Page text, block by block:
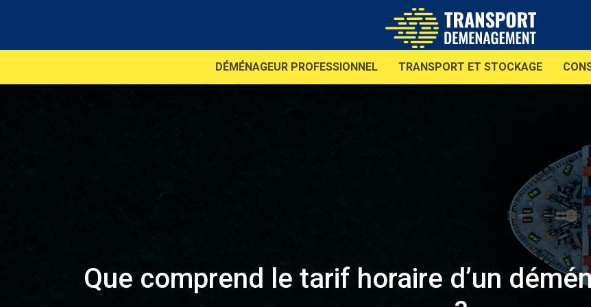
DÉMÉNAGEUR PROFESSIONNEL TRANSPORT ET STOCKAGE
Que comprend le tarif horaire d’un